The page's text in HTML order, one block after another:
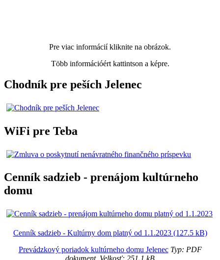
Pre viac informácií kliknite na obrázok.
Több információért kattintson a képre.
Chodník pre peších Jelenec
WiFi pre Teba
Cenník sadzieb - prenájom kultúrneho
domu
Cenník sadzieb - Kultúrny dom platný od 1.1.2023 (127.5 kB)
Prevádzkový poriadok kultúrneho domu JelenecTyp: PDF